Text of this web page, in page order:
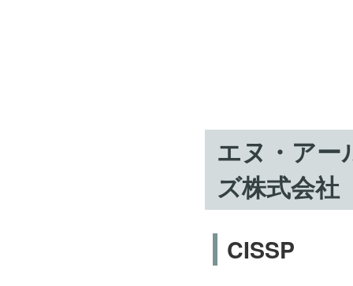
エヌ・アー
ズ株式会社
CISSP